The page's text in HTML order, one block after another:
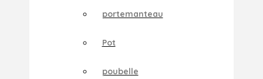
portemanteau
Pot
poubelle